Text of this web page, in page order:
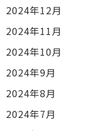
2024年12月
2024年11月
2024年10月
2024年9月
2024年8月
2024年7月